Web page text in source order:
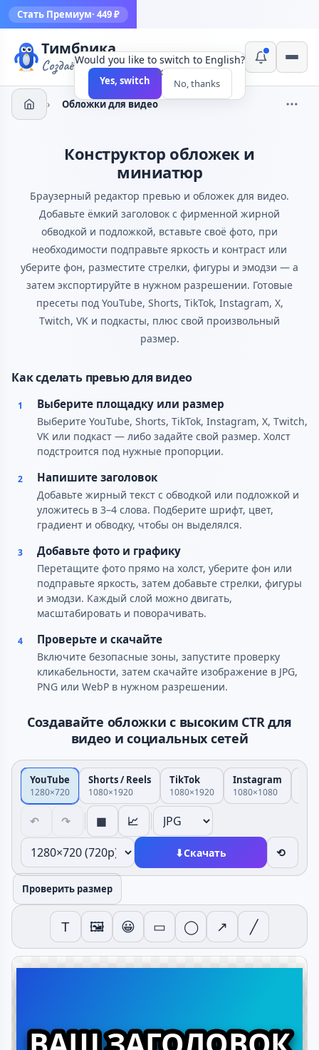
Стать Премиум· 449 ₽
Тимбрика
Создаём инструменты
› Обложки для видео
Конструктор обложек и
миниатюр
Браузерный редактор превью и обложек для видео.
Добавьте ёмкий заголовок с фирменной жирной
обводкой и подложкой, вставьте своё фото, при
необходимости подправьте яркость и контраст или
уберите фон, разместите стрелки, фигуры и эмодзи — а
затем экспортируйте в нужном разрешении. Готовые
пресеты под YouTube, Shorts, TikTok, Instagram, X,
Twitch, VK и подкасты, плюс свой произвольный
размер.
Как сделать превью для видео
1 Выберите площадку или размер
Выберите YouTube, Shorts, TikTok, Instagram, X, Twitch,
VK или подкаст — либо задайте свой размер. Холст
подстроится под нужные пропорции.
2 Напишите заголовок
Добавьте жирный текст с обводкой или подложкой и
уложитесь в 3–4 слова. Подберите шрифт, цвет,
градиент и обводку, чтобы он выделялся.
3 Добавьте фото и графику
Перетащите фото прямо на холст, уберите фон или
подправьте яркость, затем добавьте стрелки, фигуры
и эмодзи. Каждый слой можно двигать,
масштабировать и поворачивать.
4 Проверьте и скачайте
Включите безопасные зоны, запустите проверку
кликабельности, затем скачайте изображение в JPG,
PNG или WebP в нужном разрешении.
Создавайте обложки с высоким CTR для
видео и социальных сетей
YouTube
1280×720
Shorts / Reels
1080×1920
TikTok
1080×1920
Instagram
1080×1080
↶ ↷ ▦ 📈
⬇Скачать ⟲
Проверить размер
T 🖼 😀 ▭ ◯ ↗ ╱
×
Would you like to switch to English?
Yes, switch No, thanks